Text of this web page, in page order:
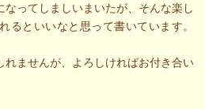
ってしましいまいたが、そんな楽し
るといいなと思って書いています。
れませんが、よろしければお付き合い